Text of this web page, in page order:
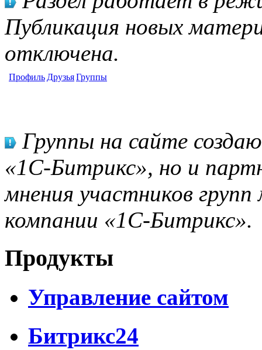
Публикация новых
отключена.
Профиль ДрузьяГруппы
Группы на сайте
«1С-Битрикс», но и
мнения участников
компании «1С-Битрикс».
Продукты
Управление сайтом
Битрикс24